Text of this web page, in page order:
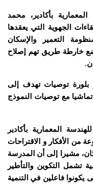
بأكادير، محمد
الجهوية التي يعقدها
التعمير والإسكان
خارطة طريق تهم إصلاح
بلورة توصيات تهدف إلى
مع توصيات النموذج
المعمارية بأكادير
من الأفكار و الاقتراحات
مشيرا إلى أن المدرسة
تشمل التكوين والتأطير
فاعلين في التنمية